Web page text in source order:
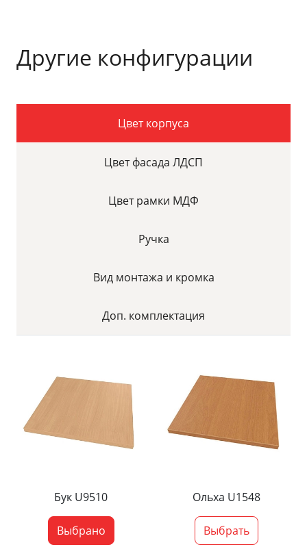
Другие конфигурации
Цвет корпуса
Цвет фасада ЛДСП
Цвет рамки МДФ
Ручка
Вид монтажа и кромка
Доп. комплектация
Бук U9510
Выбрано
Ольха U1548
Выбрать